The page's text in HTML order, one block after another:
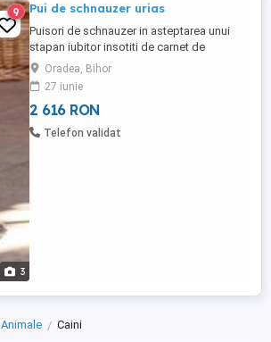
3
9 Pui de schnauzer urias
Puisori de schnauzer in asteptarea unui
stapan iubitor insotiti de carnet de
sanatate vaccin si deparazitare.Asigur
transport,pret de la 500 euro!!
Oradea, Bihor
27 iunie
2 616 RON
Telefon validat
Animale Caini